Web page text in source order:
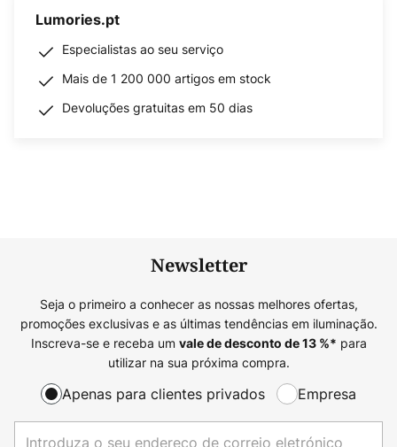
Lumories.pt
Especialistas ao seu serviço
Mais de 1 200 000 artigos em stock
Devoluções gratuitas em 50 dias
Newsletter
Seja o primeiro a conhecer as nossas melhores ofertas,
promoções exclusivas e as últimas tendências em iluminação.
Inscreva-se e receba um vale de desconto de13%* para
utilizar na sua próxima compra.
Apenas para clientes privados Empresa